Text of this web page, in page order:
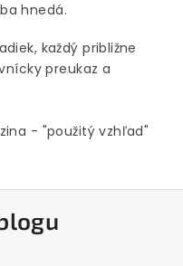
hnedá.
každý približne
preukaz a
- "použitý vzhľad"